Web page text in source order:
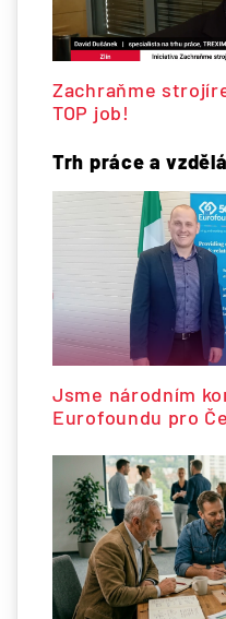
Zachraňme
TOP job!
Trh práce a
Jsme národním
Eurofoundu pro